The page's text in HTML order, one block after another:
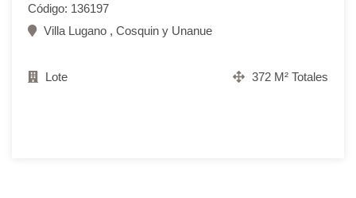
Código: 136197
Villa Lugano , Cosquin y Unanue
Lote 372 M² Totales